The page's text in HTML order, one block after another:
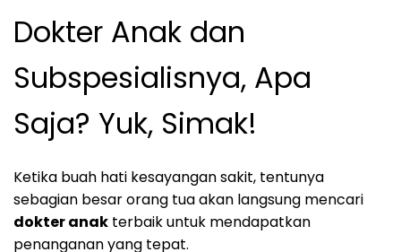
Dokter Anak dan
Subspesialisnya, Apa
Saja? Yuk, Simak!
Ketika buah hati kesayangan sakit, tentunya
sebagian besar orang tua akan langsung mencari
dokter anak terbaik untuk mendapatkan
penanganan yang tepat.